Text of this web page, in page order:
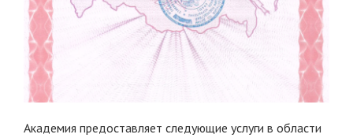
Академия предоставляет следующие услуги в области